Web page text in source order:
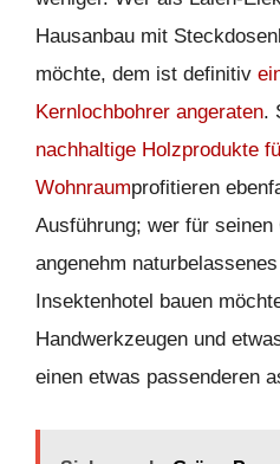
Hausanbau mit
möchte, dem ist definitiv
Kernlochbohrer angeraten.
nachhaltige Holzprodukte
Wohnraumprofitieren
Ausführung; wer für
angenehm
Insektenhotel bauen
Handwerkzeugen und
einen etwas passenderen